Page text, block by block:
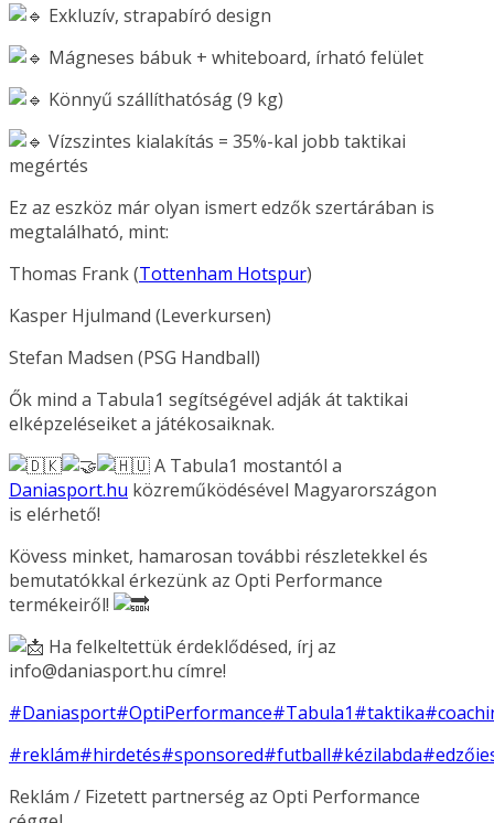
Exkluzív, strapabíró design
Mágneses bábuk + whiteboard, írható felület
Könnyű szállíthatóság (9 kg)
Vízszintes kialakítás = 35%-kal jobb taktikai
megértés
Ez az eszköz már olyan ismert edzők szertárában is
megtalálható, mint:
Thomas Frank (Tottenham Hotspur)
Kasper Hjulmand (Leverkursen)
Stefan Madsen (PSG Handball)
Ők mind a Tabula1 segítségével adják át taktikai
elképzeléseiket a játékosaiknak.
A Tabula1 mostantól a
Daniasport.hu közreműködésével Magyarországon
is elérhető!
Kövess minket, hamarosan további részletekkel és
bemutatókkal érkezünk az Opti Performance
termékeiről!
Ha felkeltettük érdeklődésed, írj az
info@daniasport.hu címre!
#Daniasport#OptiPerformance#Tabula1#taktika
#reklám#hirdetés#sponsored#futball#kézilabda
Reklám / Fizetett partnerség az Opti Performance